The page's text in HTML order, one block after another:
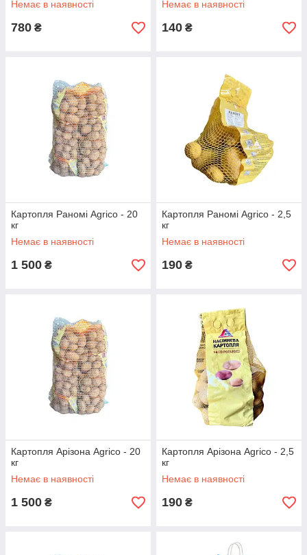
Немає в наявності
780 ₴
Немає в наявності
140 ₴
Картопля Раномі Agrico - 20
кг
Немає в наявності
1 500 ₴
Картопля Раномі Agrico - 2,5
кг
Немає в наявності
190 ₴
Картопля Арізона Agrico - 20
кг
Немає в наявності
1 500 ₴
Картопля Арізона Agrico - 2,5
кг
Немає в наявності
190 ₴